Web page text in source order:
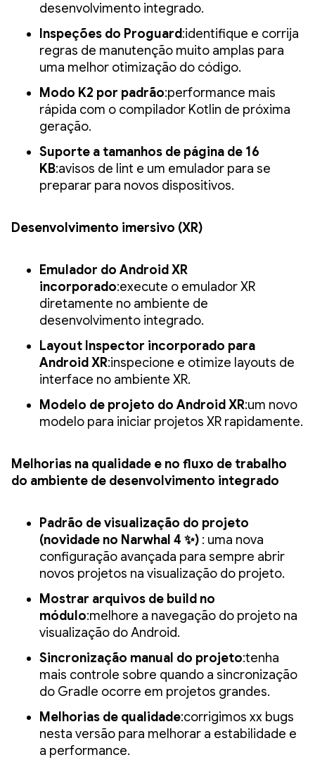
desenvolvimento integrado.
Inspeções do Proguard:identifique e corrija
regras de manutenção muito amplas para
uma melhor otimização do código.
Modo K2 por padrão:performance mais
rápida com o compilador Kotlin de próxima
geração.
Suporte a tamanhos de página de 16
KB:avisos de lint e um emulador para se
preparar para novos dispositivos.
Desenvolvimento imersivo (XR)
Emulador do Android XR
incorporado:execute o emulador XR
diretamente no ambiente de
desenvolvimento integrado.
Layout Inspector incorporado para
Android XR:inspecione e otimize layouts de
interface no ambiente XR.
Modelo de projeto do Android XR:um novo
modelo para iniciar projetos XR rapidamente.
Melhorias na qualidade e no fluxo de trabalho
do ambiente de desenvolvimento integrado
Padrão de visualização do projeto
(novidade no Narwhal 4 ✨) : uma nova
configuração avançada para sempre abrir
novos projetos na visualização do projeto.
Mostrar arquivos de build no
módulo:melhore a navegação do projeto na
visualização do Android.
Sincronização manual do projeto:tenha
mais controle sobre quando a sincronização
do Gradle ocorre em projetos grandes.
Melhorias de qualidade:corrigimos xx bugs
nesta versão para melhorar a estabilidade e
a performance.